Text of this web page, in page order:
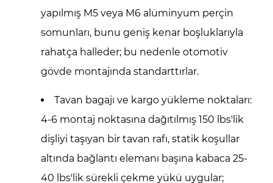
yapılmış M5 veya M6 alüminyum perçin
somunları, bunu geniş kenar boşluklarıyla
rahatça halleder; bu nedenle otomotiv
gövde montajında ​​standarttırlar.
Tavan bagajı ve kargo yükleme noktaları:
4-6 montaj noktasına dağıtılmış 150 lbs'lik
dişliyi taşıyan bir tavan rafı, statik koşullar
altında bağlantı elemanı başına kabaca 25-
40 lbs'lik sürekli çekme yükü uygular;